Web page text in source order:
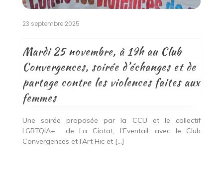
23 septembre 2025
Mardi 25 novembre, à 19h au Club
Convergences, soirée d’échanges et de
partage contre les violences faites aux
femmes
Une soirée proposée par la CCU et le collectif
LGBTQIA+ de La Ciotat, l’Eventail, avec le Club
Convergences et l’Art Hic et […]